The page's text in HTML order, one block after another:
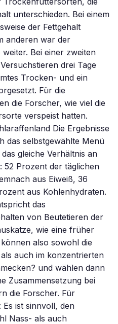
unterschieden. Bei einem
der Fettgehalt
anderen war der
Bei einer zweiten
drei Tage
Trocken- und ein
Für die
die Forscher, wie viel die
verspeist hatten.
Die Ergebnisse
das selbstgewählte Menü
gleiche Verhältnis an
52 Prozent der täglichen
aus Eiweiß, 36
aus Kohlenhydraten.
das
von Beutetieren der
wie eine früher
also sowohl die
auch im konzentrierten
und wählen dann
Zusammensetzung bei
die Forscher. Für
Es ist sinnvoll, den
Nass- als auch